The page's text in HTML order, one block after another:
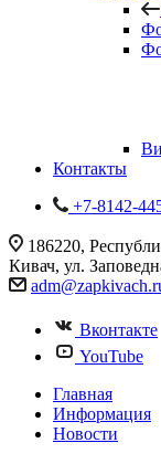
Контакты
+7-8142-
186220,
Кивач, ул.
Вконтакте
YouTube
Главная
Информация
Новости